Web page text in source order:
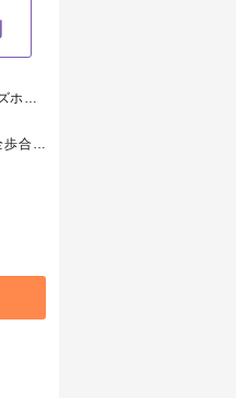
1、メンズホスト(レギュラー) 2、メンズホスト(準レギュラー・週4～5) 3、メンズホスト(アルバイト・週1～) 4、ホールスタッフ(ボーイ・レギュラー) 5、ホールスタッフ(ボーイ・アルバイト)
1、メンズホスト(レギュラー) 月給250,000円～+歩合給+賞金+指名バック ※完全歩合/最低55%～100% ※研修期間日給8,000円 2、メンズホスト(準レギュラー・週4～5) 日給月給～+歩合給+賞金+指名バック ※完全歩合/最低54%～100% 3、メンズホスト(アルバイト・週1～) 時給1,000円～+歩合給+賞金+指名バック 4、ホールスタッフ(ボーイ・レギュラー) 月給175,000円～+交通費+能力給 5、ホールスタッフ(ボーイ・アルバイト) 時給850円～+能力給